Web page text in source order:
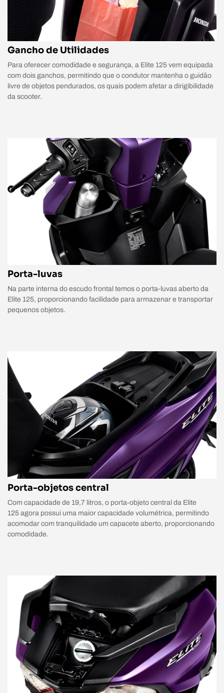
Gancho de Utilidades
Para oferecer comodidade e segurança, a Elite 125 vem equipada
com dois ganchos, permitindo que o condutor mantenha o guidão
livre de objetos pendurados, os quais podem afetar a dirigibilidade
da scooter.
Porta-luvas
Na parte interna do escudo frontal temos o porta-luvas aberto da
Elite 125, proporcionando facilidade para armazenar e transportar
pequenos objetos.
Porta-objetos central
Com capacidade de 19,7 litros, o porta-objeto central da Elite
125 agora possui uma maior capacidade volumétrica, permitindo
acomodar com tranquilidade um capacete aberto, proporcionando
comodidade.